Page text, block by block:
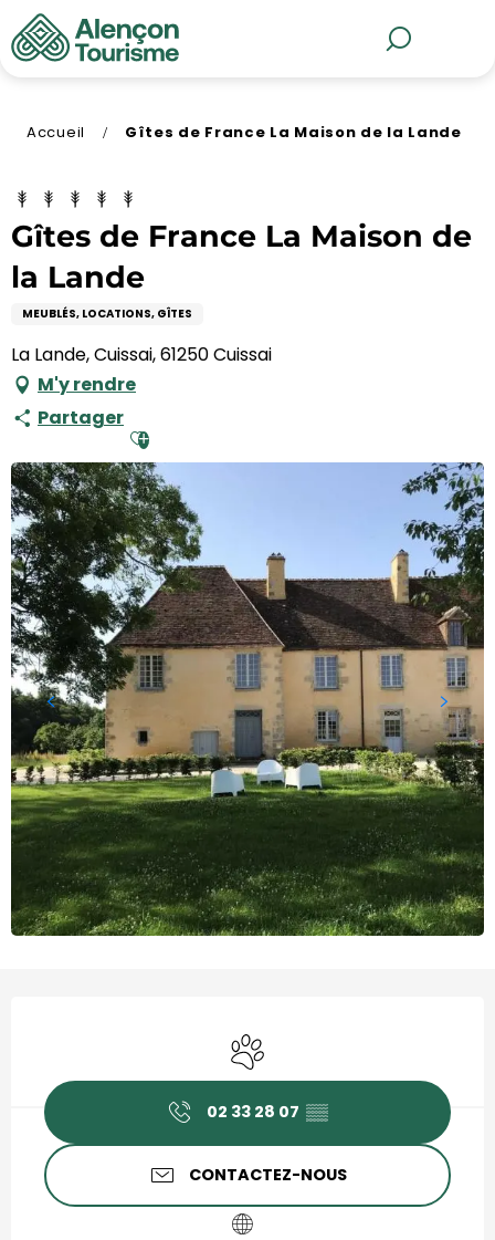
Aller
au
contenu
Accueil Gîtes de France La Maison de la Lande
Gîtes de France La Maison de
la Lande
MEUBLÉS, LOCATIONS, GÎTES
La Lande, Cuissai, 61250 Cuissai
M'y rendre
Partager Ajouter aux favoris
Animaux acceptés
02 33 28 07 ▒▒
CONTACTEZ-NOUS